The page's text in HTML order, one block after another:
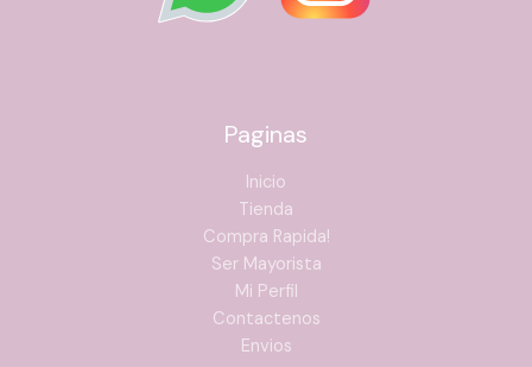
Paginas
Inicio
Tienda
Compra Rapida!
Ser Mayorista
Mi Perfil
Contactenos
Envios